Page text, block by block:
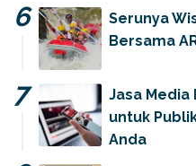
Serunya
Bersama
Jasa
untuk
Anda